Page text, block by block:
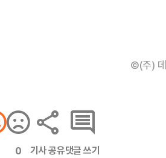
©(주) 데
0 기사 공유댓글 쓰기